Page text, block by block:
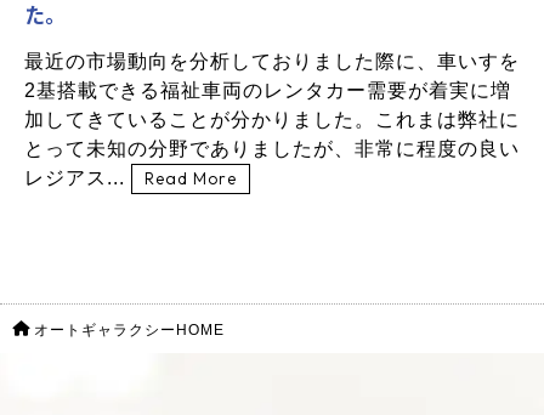
た。
最近の市場動向を分析しておりました際に、車いすを
2基搭載できる福祉車両のレンタカー需要が着実に増
加してきていることが分かりました。これまは弊社に
とって未知の分野でありましたが、非常に程度の良い
レジアス...
Read More
オートギャラクシーHOME